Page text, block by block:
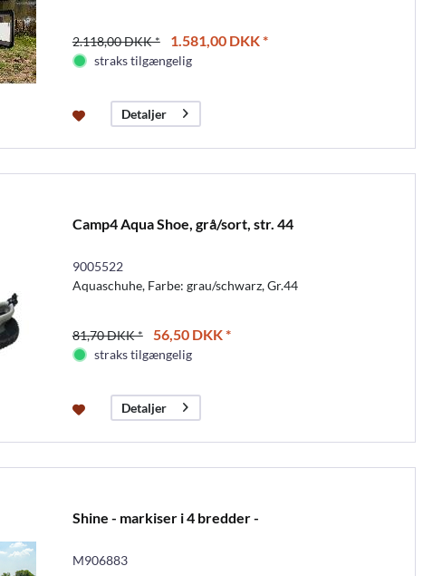
2.118,00 DKK * 1.581,00 DKK *
straks tilgængelig
Detaljer
Camp4 Aqua Shoe, grå/sort, str. 44
9005522
Aquaschuhe, Farbe: grau/schwarz, Gr.44
81,70 DKK * 56,50 DKK *
straks tilgængelig
Detaljer
Shine - markiser i 4 bredder -
M906883